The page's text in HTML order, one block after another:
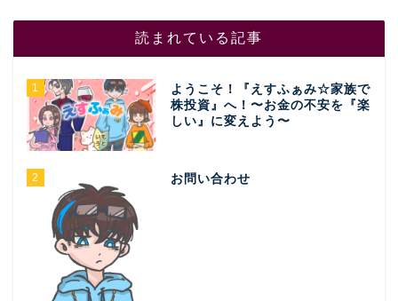
読まれている記事
1
ようこそ！『えすふぁみ☆家族で
株投資』へ！〜お金の不安を『楽
しい』に変えよう〜
2 お問い合わせ